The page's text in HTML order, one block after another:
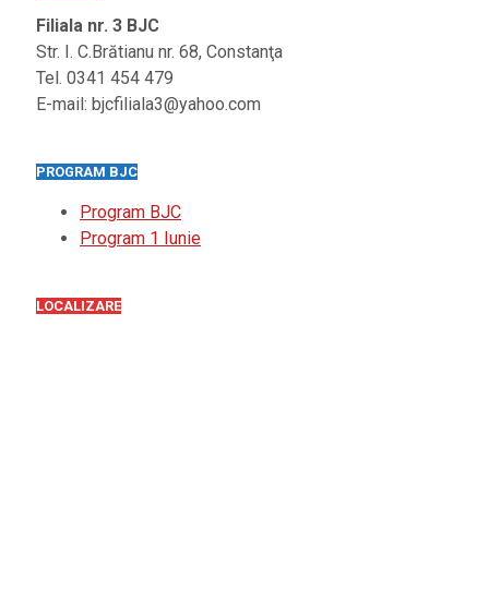
Filiala nr. 3 BJC
Str. I. C.Brătianu nr. 68, Constanţa
Tel. 0341 454 479
E-mail: bjcfiliala3@yahoo.com
PROGRAM BJC
Program BJC
Program 1 Iunie
LOCALIZARE